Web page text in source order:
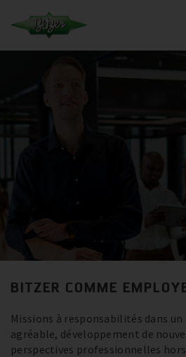
BITZER COMME
Missions à responsabilités dans
agréable, développement de
perspectives professionnelles